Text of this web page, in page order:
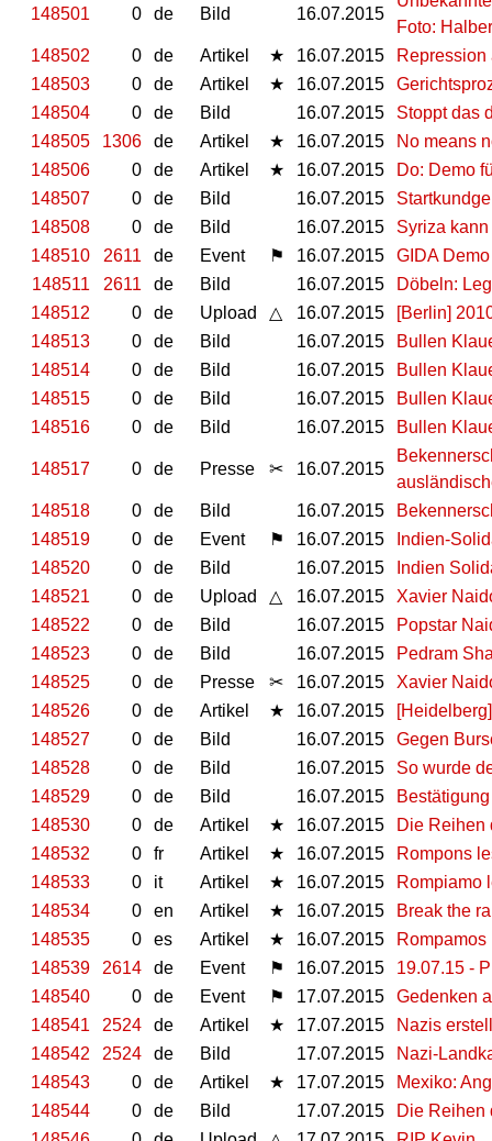
148501 0 de Bild 16.07.2015
Foto:
148502
0 de Artikel ★ 16.07.2015
Repression
148503
0 de Artikel ★ 16.07.2015
148504
0 de Bild 16.07.2015
Stoppt das
148505
1306 de Artikel ★ 16.07.2015
No means
148506
0 de Artikel ★ 16.07.2015
Do: Demo
148507
0 de Bild 16.07.2015
148508
0 de Bild 16.07.2015
Syriza
148510
2611 de Event ⚑ 16.07.2015
GIDA
148511
2611 de Bild 16.07.2015
Döbeln:
148512
0 de Upload △ 16.07.2015
[Berlin]
148513
0 de Bild 16.07.2015
Bullen
148514
0 de Bild 16.07.2015
Bullen
148515
0 de Bild 16.07.2015
Bullen
148516
0 de Bild 16.07.2015 Bullen
148517 0 de Presse ✂ 16.07.2015
148518
0 de Bild 16.07.2015
148519
0 de Event ⚑ 16.07.2015
Indien-
148520
0 de Bild 16.07.2015
Indien
148521
0 de Upload △ 16.07.2015
Xavier
148522
0 de Bild 16.07.2015
Popstar
148523
0 de Bild 16.07.2015
Pedram
148525
0 de Presse ✂ 16.07.2015
Xavier
148526
0 de Artikel ★ 16.07.2015
148527
0 de Bild 16.07.2015
Gegen
148528
0 de Bild 16.07.2015
So wurde
148529
0 de Bild 16.07.2015
148530
0 de Artikel ★ 16.07.2015
Die Reihen
148532
0 fr Artikel ★ 16.07.2015
Rompons
148533
0 it Artikel ★ 16.07.2015
Rompiamo
148534
0 en Artikel ★ 16.07.2015
Break the
148535
0 es Artikel ★ 16.07.2015
Rompamos
148539
2614 de Event ⚑ 16.07.2015
19.07.15 -
148540
0 de Event ⚑ 17.07.2015
Gedenken
148541
2524 de Artikel ★ 17.07.2015
Nazis
148542
2524 de Bild 17.07.2015
Nazi-
148543
0 de Artikel ★ 17.07.2015
Mexiko:
148544
0 de Bild 17.07.2015
Die Reihen